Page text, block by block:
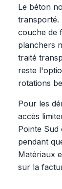
Le béton
transporté.
couche de
planchers
traité
reste
rotations
Pour les
accès
Pointe
pendant
Matériaux
sur la